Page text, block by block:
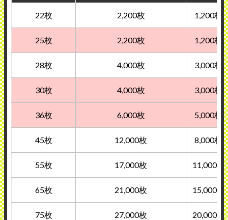
22枚 2,200枚 1,200枚
25枚 2,200枚 1,200枚
28枚 4,000枚 3,000枚
30枚 4,000枚 3,000枚
36枚 6,000枚 5,000枚
45枚 12,000枚 8,000枚
55枚 17,000枚 11,000枚
65枚 21,000枚 15,000枚
75枚 27,000枚 20,000枚